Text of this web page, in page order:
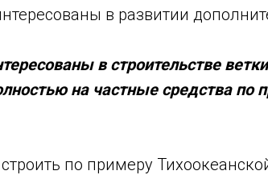
в развитии
в строительстве
на частные средства по
по примеру